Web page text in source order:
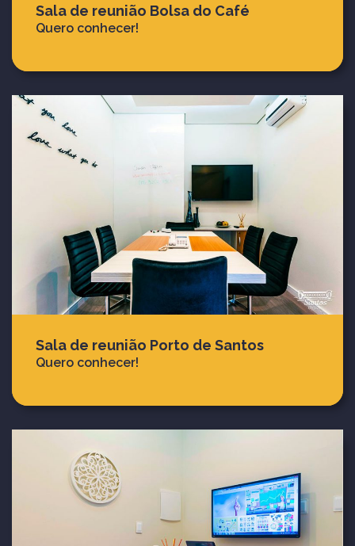
Sala de reunião Bolsa do Café
Quero conhecer!
Sala de reunião Porto de Santos
Quero conhecer!